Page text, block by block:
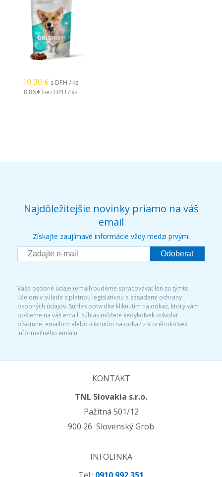
10,90 € s DPH / ks
8,86 € bez DPH / ks
Najdôležitejšie novinky priamo na váš
email
Získajte zaujímavé informácie vždy medzi prvými
Odoberať
Vaše osobné údaje (email) budeme spracovávať len za týmto
účelom v súlade s platnou legislatívou a zásadami ochrany
osobných údajov. Súhlas potvrdíte kliknutím na odkaz, ktorý vám
pošleme na váš email. Súhlas môžete kedykoľvek odvolať
písomne, emailom alebo kliknutím na odkaz z ktoréhokoľvek
informačného emailu.
KONTAKT
TNL Slovakia s.r.o.
Pažitná 501/12
900 26 Slovenský Grob
INFOLINKA